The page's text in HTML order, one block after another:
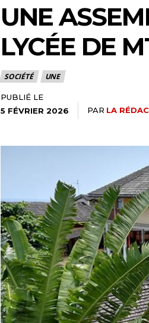
UNE
LYCÉE DE
SOCIÉTÉ UNE
PUBLIÉ LE
5 FÉVRIER 2026
PAR LA